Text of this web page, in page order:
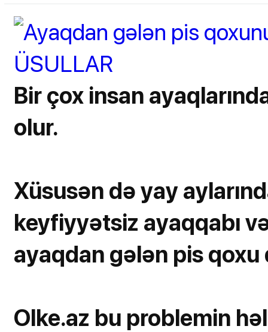
Bir çox insan
olur.
Xüsusən də yay
keyfiyyətsiz ayaqqabı
ayaqdan gələn pis qoxu
Olke.az bu problemin